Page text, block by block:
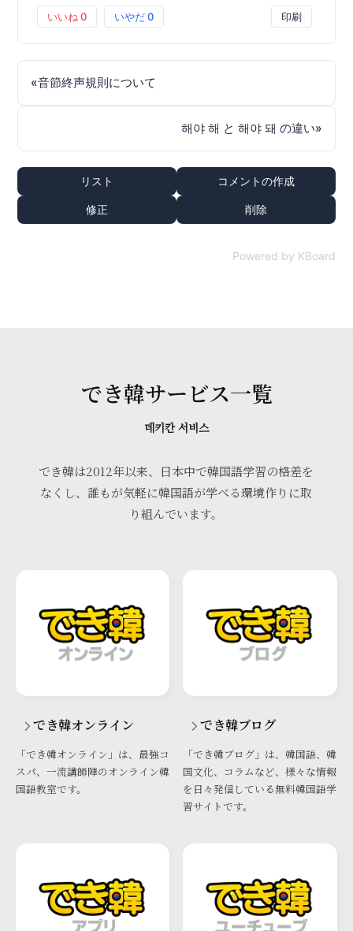
いいね0 いやだ0 印刷
«音節終声規則について
해야 해 と 해야 돼 の違い»
リスト コメントの作成
修正 削除
Powered by KBoard
でき韓サービス一覧
데키칸 서비스
でき韓は2012年以来、日本中で韓国語学習の格差を
なくし、誰もが気軽に韓国語が学べる環境作りに取
り組んでいます。
でき韓オンライン
「でき韓オンライン」は、最強コ
スパ、一流講師陣のオンライン韓
国語教室です。
でき韓ブログ
「でき韓ブログ」は、韓国語、韓
国文化、コラムなど、様々な情報
を日々発信している無料韓国語学
習サイトです。